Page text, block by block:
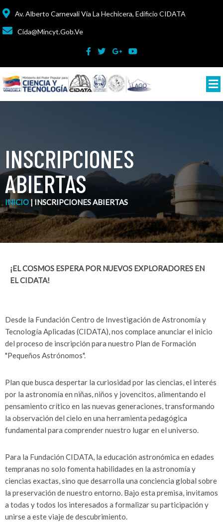
Av. Alberto Carnevali Vía La Hechicera, Edificio CIDATA
Cida@mincyt.gob.ve
INSCRIPCIONES
ABIERTAS
INICIO|INSCRIPCIONES ABIERTAS
¡EL COSMOS ESPERA POR NUEVOS EXPLORADORES EN
EL CIDATA!
Desde la Fundación Centro de Investigación de Astronomía y
Tecnología Aplicadas (CIDATA), nos complace anunciar el inicio
del proceso de inscripción para nuestro Plan de Formación
"Pequeños Astrónomos".
Plan que busca despertar la curiosidad por las ciencias, el interés
por la astronomía en niñas, niños y jovencitos, alimentando el
pensamiento crítico en las nuevas generaciones, transformando
la observación del cielo en una herramienta pedagógica
fundamental para comprender nuestro lugar en el universo.
Para la Fundación CIDATA, la educación astronómica en edades
tempranas no solo fomenta habilidades en la astronomía y
ciencias exactas, sino que desarrolla una conciencia global sobre
la preservación de nuestro entorno. Bajo esta premisa, invitamos
a todas y todos los interesados a formalizar su participación y
unirse a este viaje de descubrimiento.